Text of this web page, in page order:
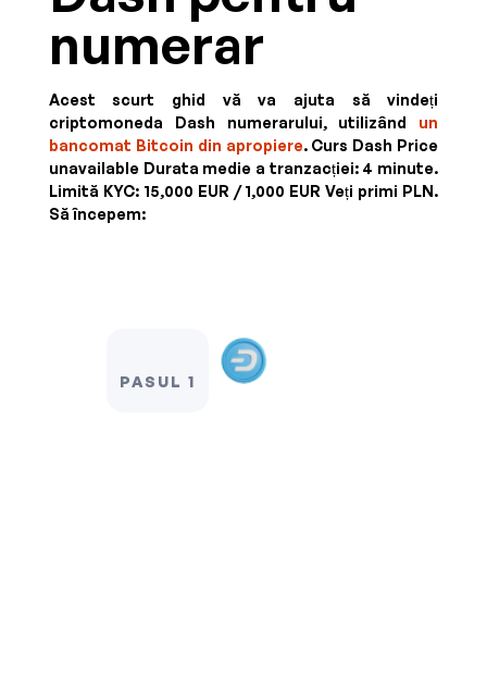
numerar
Acest scurt ghid vă va ajuta să vindeți
criptomoneda Dash numerarului, utilizând un
bancomat Bitcoin din apropiere. Curs Dash Price
unavailable Durata medie a tranzacției: 4 minute.
Limită KYC: 15,000 EUR / 1,000 EUR Veți primi PLN.
Să începem:
PASUL 1